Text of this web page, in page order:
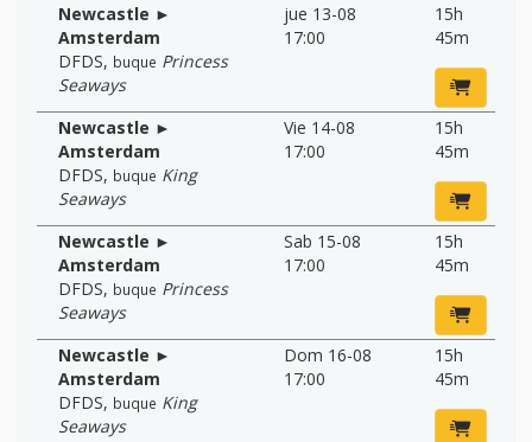
Newcastle ►
Amsterdam
DFDS, buque Princess
Seaways
jue 13-08
17:00
15h
45m
Newcastle ►
Amsterdam
DFDS, buque King
Seaways
Vie 14-08
17:00
15h
45m
Newcastle ►
Amsterdam
DFDS, buque Princess
Seaways
Sab 15-08
17:00
15h
45m
Newcastle ►
Amsterdam
DFDS, buque King
Seaways
Dom 16-08
17:00
15h
45m